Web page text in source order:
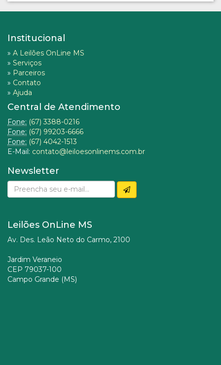
Institucional
» A Leilões OnLine MS
» Serviços
» Parceiros
» Contato
» Ajuda
Central de Atendimento
Fone: (67) 3388-0216
Fone: (67) 99203-6666
Fone: (67) 4042-1513
E-Mail: contato@leiloesonlinems.com.br
Newsletter
Leilões OnLine MS
Av. Des. Leão Neto do Carmo, 2100
Jardim Veraneio
CEP 79037-100
Campo Grande (MS)